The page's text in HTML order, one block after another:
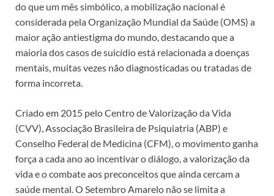
do que um mês simbólico, a mobilização nacional é
considerada pela Organização Mundial da Saúde (OMS) a
maior ação antiestigma do mundo, destacando que a
maioria dos casos de suicídio está relacionada a doenças
mentais, muitas vezes não diagnosticadas ou tratadas de
forma incorreta.
Criado em 2015 pelo Centro de Valorização da Vida
(CVV), Associação Brasileira de Psiquiatria (ABP) e
Conselho Federal de Medicina (CFM), o movimento ganha
força a cada ano ao incentivar o diálogo, a valorização da
vida e o combate aos preconceitos que ainda cercam a
saúde mental. O Setembro Amarelo não se limita a